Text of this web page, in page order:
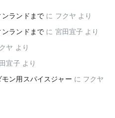
ンランドまで に フクヤ より
ンランドまで に 宮田宜子 より
ヤ より
宜子 より
ン用スパイスジャー に フクヤ